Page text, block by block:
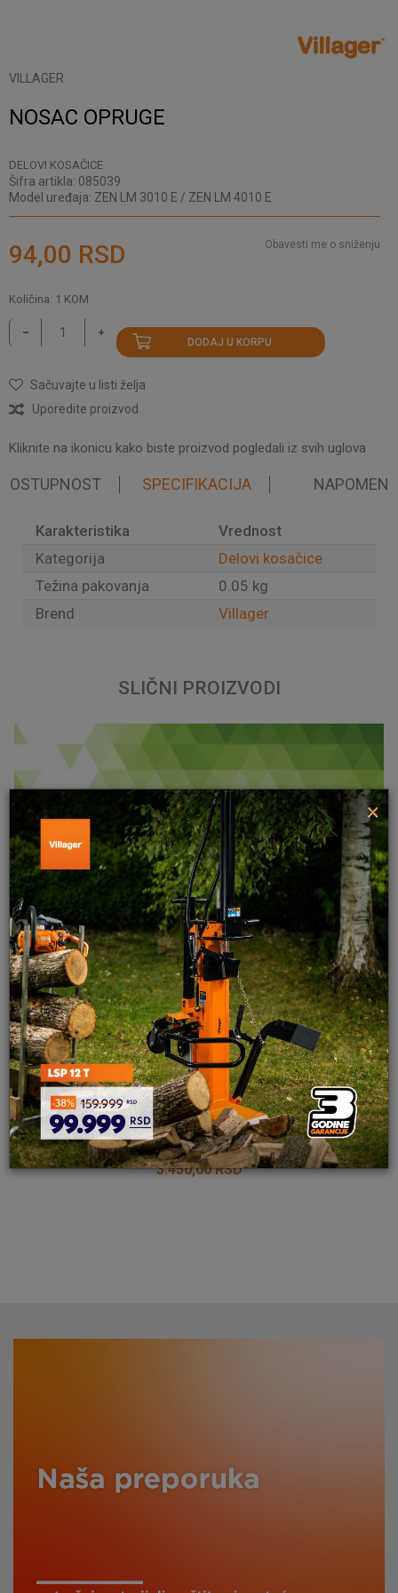
VILLAGER
NOSAC OPRUGE
DELOVI KOSAČICE
Šifra artikla: 085039
Model uređaja: ZEN LM 3010 E / ZEN LM 4010 E
94,00 RSD Obavesti me o sniženju
Količina: 1 KOM
DODAJ U KORPU
Sačuvajte u listi želja
Uporedite proizvod
Kliknite na ikonicu kako biste proizvod pogledali iz svih uglova
SPECIFIKACIJA NAPOMENA
Karakteristika
Vrednost
Kategorija
Delovi kosačice
Težina pakovanja
0.05 kg
Brend
Villager
Poruka
POŠALJI
SLIČNI PROIZVODI
NOZ 43 cm
3.450,00 RSD
×